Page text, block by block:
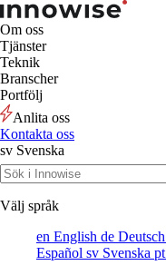
Om oss
Tjänster
Teknik
Branscher
Portfölj
Anlita oss
Kontakta oss
sv Svenska
Välj språk
en English de Deutsch
Español sv Svenska pt